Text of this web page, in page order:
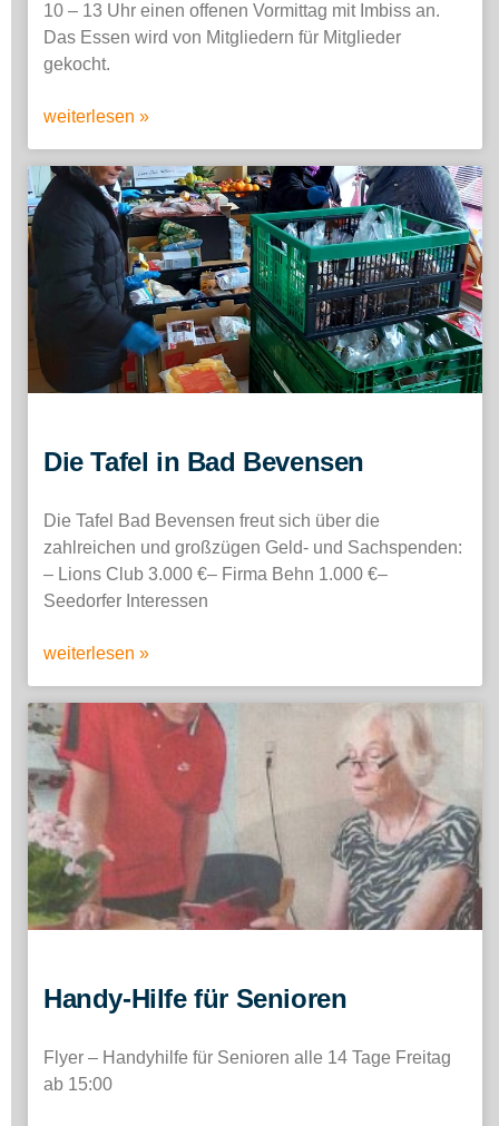
10 – 13 Uhr einen offenen Vormittag mit Imbiss an.
Das Essen wird von Mitgliedern für Mitglieder
gekocht.
weiterlesen »
Die Tafel in Bad Bevensen
Die Tafel Bad Bevensen freut sich über die
zahlreichen und großzügen Geld- und Sachspenden:
– Lions Club 3.000 €– Firma Behn 1.000 €–
Seedorfer Interessen
weiterlesen »
Handy-Hilfe für Senioren
Flyer – Handyhilfe für Senioren alle 14 Tage Freitag
ab 15:00